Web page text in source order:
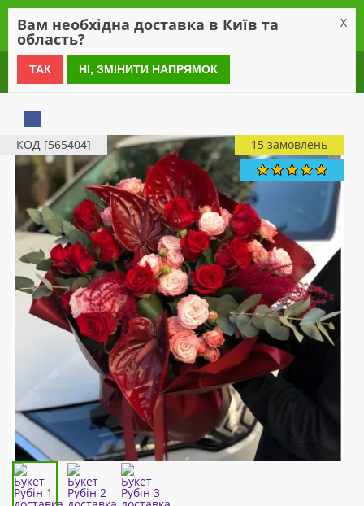
0 800 21 54 55
КОД [565404] 15 замовлень
Вам необхідна доставка в Київ та
область?
X
ТАК НІ, ЗМІНИТИ НАПРЯМОК